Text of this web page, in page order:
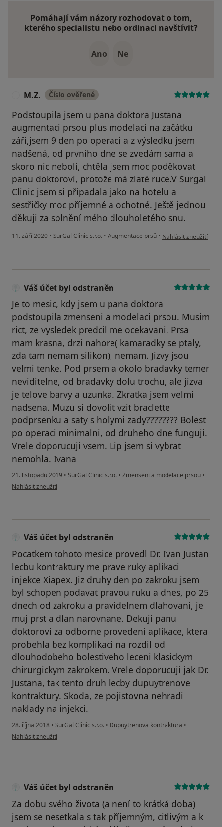
Pomáhají vám názory rozhodovat o tom,
kterého specialistu nebo ordinaci navštívit?
Ano Ne
M.Z. Číslo ověřené
Podstoupila jsem u pana doktora Justana
augmentaci prsou plus modelaci na začátku
září,jsem 9 den po operaci a z výsledku jsem
nadšená, od prvního dne se zvedám sama a
skoro nic nebolí, chtěla jsem moc poděkovat
panu doktorovi, protože má zlaté ruce.V Surgal
Clinic jsem si připadala jako na hotelu a
sestřičky moc příjemné a ochotné. Ještě jednou
děkuji za splnění mého dlouholetého snu.
11. září 2020 • SurGal Clinic s.r.o. • Augmentace prsů • podle názoru
Nahlásit zneužití
Váš účet byl odstraněn
Je to mesic, kdy jsem u pana doktora
podstoupila zmenseni a modelaci prsou. Musim
rict, ze vysledek predcil me ocekavani. Prsa
mam krasna, drzi nahore( kamaradky se ptaly,
zda tam nemam silikon), nemam. Jizvy jsou
velmi tenke. Pod prsem a okolo bradavky temer
neviditelne, od bradavky dolu trochu, ale jizva
je telove barvy a uzunka. Zkratka jsem velmi
nadsena. Muzu si dovolit vzit braclette
podprsenku a saty s holymi zady???????? Bolest
po operaci minimalni, od druheho dne funguji.
Vrele doporucuji vsem. Lip jsem si vybrat
nemohla. Ivana
21. listopadu 2019 • SurGal Clinic s.r.o. • Zmenseni a modelace prsou •
podle názoru uživatele Váš účet byl odstraněn
Nahlásit zneužití
Váš účet byl odstraněn
Pocatkem tohoto mesice provedl Dr. Ivan Justan
lecbu kontraktury me prave ruky aplikaci
injekce Xiapex. Jiz druhy den po zakroku jsem
byl schopen podavat pravou ruku a dnes, po 25
dnech od zakroku a pravidelnem dlahovani, je
muj prst a dlan narovnane. Dekuji panu
doktorovi za odborne provedeni aplikace, ktera
probehla bez komplikaci na rozdil od
dlouhodobeho bolestiveho leceni klasickym
chirurgickym zakrokem. Vrele doporucuji jak Dr.
Justana, tak tento druh lecby dupuytrenove
kontraktury. Skoda, ze pojistovna nehradi
naklady na injekci.
28. října 2018 • SurGal Clinic s.r.o. • Dupuytrenova kontraktura •
podle názoru uživatele Váš účet byl odstraněn
Nahlásit zneužití
Váš účet byl odstraněn
Za dobu svého života (a není to krátká doba)
jsem se nesetkala s tak příjemným, citlivým a k